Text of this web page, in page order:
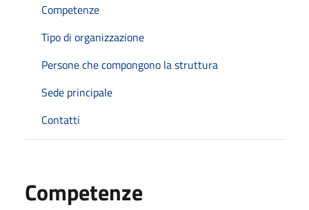
Competenze
Tipo di organizzazione
Persone che compongono la struttura
Sede principale
Contatti
Competenze